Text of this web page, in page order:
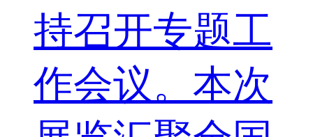
持召开专题工
作会议。本次